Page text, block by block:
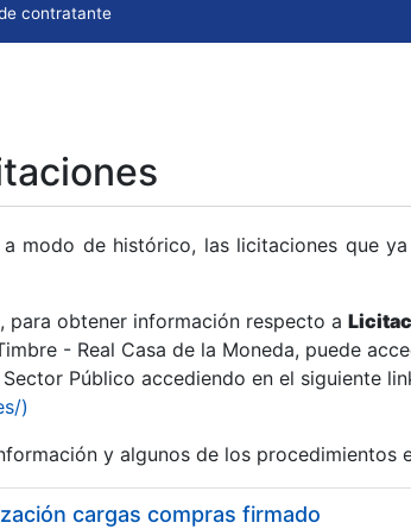
contratante
modo de histórico, las licitaciones que
obtener información respecto a
- Real Casa de la Moneda, puede
Público accediendo en el siguiente
)
y algunos de los procedimientos
cargas compras firmado